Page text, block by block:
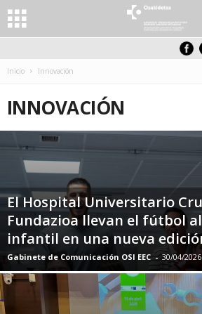
Inicio Innovación
INNOVACIÓN
El Hospital Universitario
Fundazioa llevan el fútbol
infantil en una nueva
Gabinete de Comunicación OSI EEC - 30/04/2026